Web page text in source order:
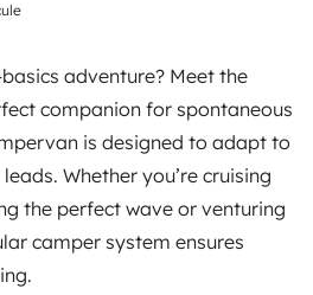
adventure? Meet the
companion for spontaneous
is designed to adapt to
Whether you’re cruising
the perfect wave or venturing
camper system ensures
Facebook